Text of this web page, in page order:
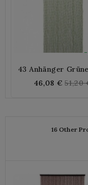
43 Anhänger
Natürlicher
46,08 € 51,20
16 Other